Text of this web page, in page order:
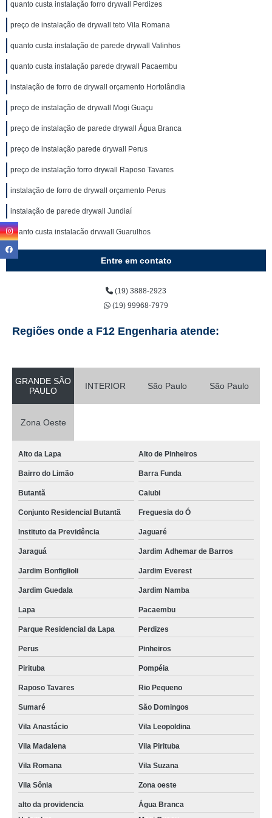
quanto custa instalação forro drywall Perdizes
preço de instalação de drywall teto Vila Romana
quanto custa instalação de parede drywall Valinhos
quanto custa instalação parede drywall Pacaembu
instalação de forro de drywall orçamento Hortolândia
preço de instalação de drywall Mogi Guaçu
preço de instalação de parede drywall Água Branca
preço de instalação parede drywall Perus
preço de instalação forro drywall Raposo Tavares
instalação de forro de drywall orçamento Perus
instalação de parede drywall Jundiaí
quanto custa instalação drywall Guarulhos
preço de instalação de forro drywall Francisco Morato
preço de instalação de parede de drywall Franco da Rocha
quanto custa instalação de drywall teto Carapicuíba
quanto custa instalação parede drywall Serra Negra
quanto custa instalação de parede de drywall Jaguariúna
instalação de parede drywall Bragança Paulista
preço de instalação de drywall teto Alphaville Industrial
instalação de drywall no teto Louveira
quanto custa instalação de drywall Holambra
instalação de drywall Butantã
quanto custa instalação de drywall parede Água Branca
instalação drywall Barra Funda
quanto custa instalação drywall teto Jardim Adhemar de Barros
instalação de drywall ARUJÁ
preço de instalação de drywall no teto Jaguaré
quanto custa instalação de drywall São Paulo
instalação de parede de drywall Bragança Paulista
quanto custa instalação drywall teto Butantã
instalação parede drywall ARUJÁ
quanto custa instalação de forro de drywall Butantã
instalação de drywall teto Jaraguá
quanto custa instalação de drywall no teto Vila Pirituba
Entre em contato
(19) 3888-2923
(19) 99968-7979
Regiões onde a F12 Engenharia atende:
GRANDE SÃO
PAULO
INTERIOR São Paulo São Paulo
Zona Oeste
Alto da Lapa Alto de Pinheiros
Bairro do Limão Barra Funda
Butantã Caiubi
Conjunto Residencial Butantã Freguesia do Ó
Instituto da Previdência Jaguaré
Jaraguá Jardim Adhemar de Barros
Jardim Bonfiglioli Jardim Everest
Jardim Guedala Jardim Namba
Lapa Pacaembu
Parque Residencial da Lapa Perdizes
Perus Pinheiros
Pirituba Pompéia
Raposo Tavares Rio Pequeno
Sumaré São Domingos
Vila Anastácio Vila Leopoldina
Vila Madalena Vila Pirituba
Vila Romana Vila Suzana
Vila Sônia Zona oeste
alto da providencia
Água Branca